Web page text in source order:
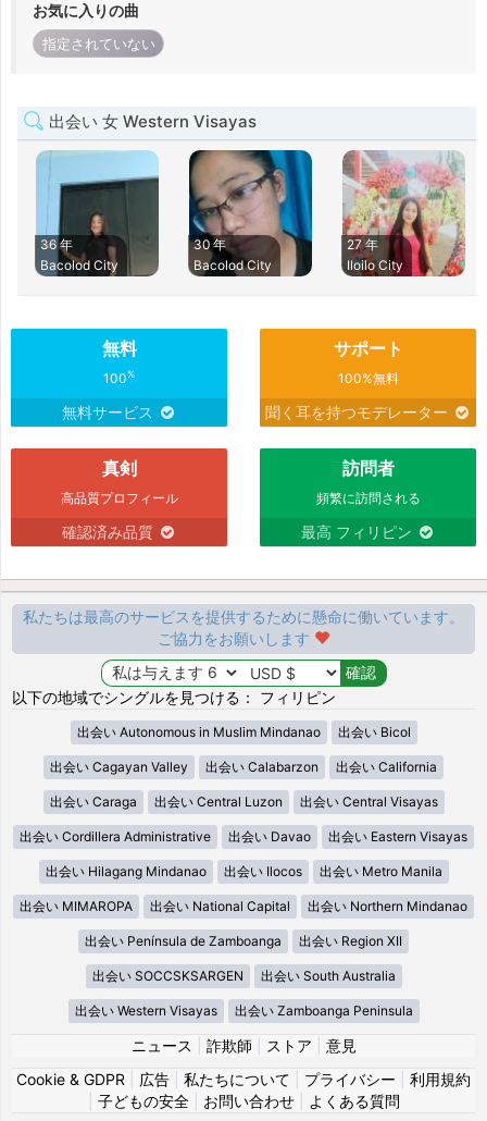
お気に入りの曲
指定されていない
出会い 女 Western Visayas
36 年
Bacolod City
30 年
Bacolod City
27 年
Iloilo City
無料
100%
無料サービス
サポート
100%無料
聞く耳を持つモデレーター
真剣
高品質プロフィール
確認済み品質
訪問者
頻繁に訪問される
最高 フィリピン
私たちは最高のサービスを提供するために懸命に働いています。
ご協力をお願いします
以下の地域でシングルを見つける： フィリピン
出会い Autonomous in Muslim Mindanao 出会い Bicol
出会い Cagayan Valley 出会い Calabarzon 出会い California
出会い Caraga 出会い Central Luzon 出会い Central Visayas
出会い Cordillera Administrative 出会い Davao 出会い Eastern Visayas
出会い Hilagang Mindanao 出会い Ilocos 出会い Metro Manila
出会い MIMAROPA 出会い National Capital 出会い Northern Mindanao
出会い Península de Zamboanga 出会い Region XII
出会い SOCCSKSARGEN 出会い South Australia
出会い Western Visayas 出会い Zamboanga Peninsula
ニュース 詐欺師 ストア
意見
Cookie & GDPR
広告 私たちについて プライバシー
利用規約
子どもの安全| お問い合わせ| よくある質問